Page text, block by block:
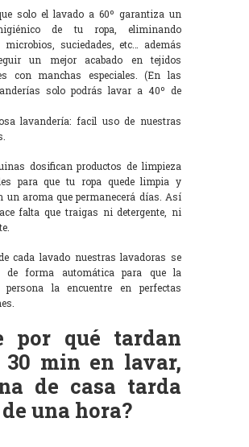
solo el lavado a 60º garantiza un
de tu ropa, eliminando
microbios, suciedades, etc… además
un mejor acabado en tejidos
con manchas especiales. (En las
solo podrás lavar a 40º de
lavandería: facil uso de nuestras
dosifican productos de limpieza
para que tu ropa quede limpia y
un aroma que permanecerá días. Así
falta que traigas ni detergente, ni
cada lavado nuestras lavadoras se
de forma automática para que la
persona la encuentre en perfectas
por qué tardan
30 min en lavar,
de casa tarda
una hora?